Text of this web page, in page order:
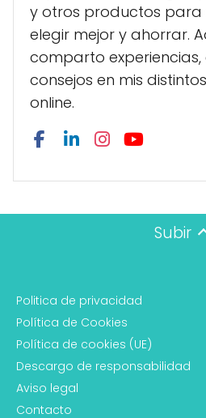
y otros productos
elegir mejor y ahorrar.
comparto
consejos en mis
online.
Subir
Politica de privacidad
Política de Cookies
Política de cookies (UE)
Descargo de responsabilidad
Aviso legal
Contacto